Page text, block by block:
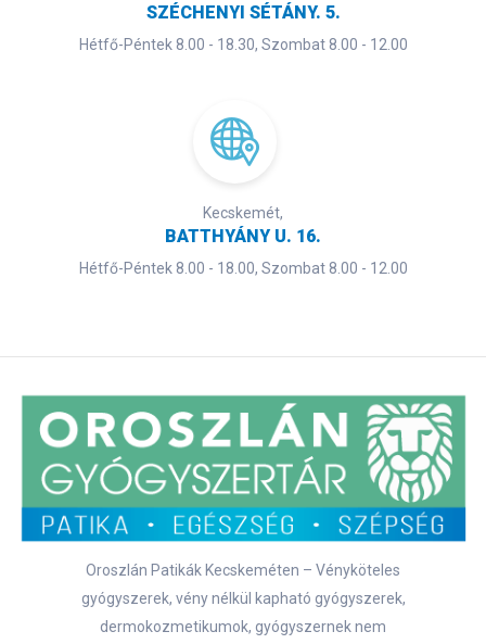
SZÉCHENYI SÉTÁNY. 5.
Hétfő-Péntek 8.00 - 18.30, Szombat 8.00 - 12.00
Kecskemét,
BATTHYÁNY U. 16.
Hétfő-Péntek 8.00 - 18.00, Szombat 8.00 - 12.00
Oroszlán Patikák Kecskeméten – Vényköteles
gyógyszerek, vény nélkül kapható gyógyszerek,
dermokozmetikumok, gyógyszernek nem